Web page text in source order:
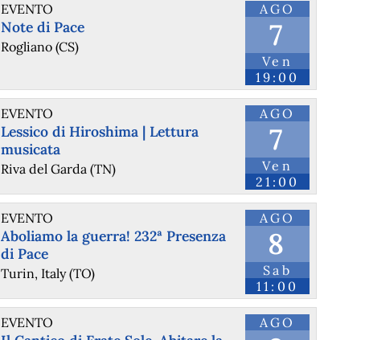
AGO
7
Ven
19:00
EVENTO
Note di Pace
Rogliano (CS)
AGO
7
Ven
21:00
EVENTO
Lessico di Hiroshima | Lettura
musicata
Riva del Garda (TN)
AGO
8
Sab
11:00
EVENTO
Aboliamo la guerra! 232ª Presenza
di Pace
Turin, Italy (TO)
AGO
EVENTO